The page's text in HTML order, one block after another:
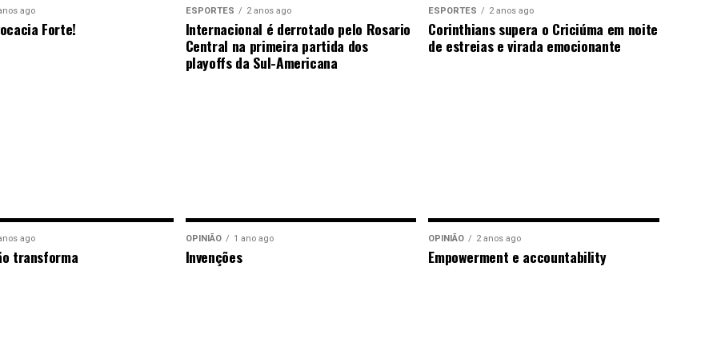
ago
Forte!
ESPORTES 2 anos ago
Internacional é derrotado pelo Rosario
Central na primeira partida dos
playoffs da Sul-Americana
ESPORTES 2 anos ago
Corinthians supera o Criciúma em noite
de estreias e virada emocionante
ago
transforma
OPINIÃO 1 ano ago
Invenções
OPINIÃO 2 anos ago
Empowerment e accountability